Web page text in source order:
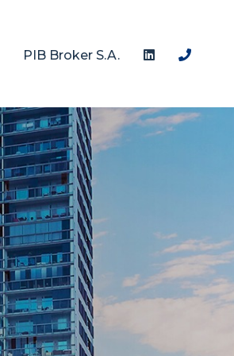
PIB Broker S.A.